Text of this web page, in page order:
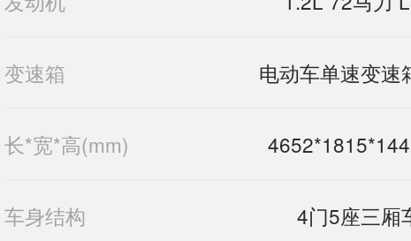
变速箱 电动车单速变速
长*宽*高(mm)
车身结构 4门5座三厢